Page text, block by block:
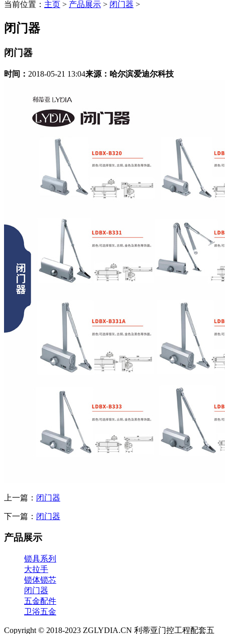
当前位置： 主页 > 产品展示 > 闭门器 >
闭门器
闭门器
时间： 2018-05-21 13:04来源： 哈尔滨爱迪尔科技
上一篇： 闭门器
下一篇： 闭门器
产品展示
锁具系列
大拉手
锁体锁芯
闭门器
五金配件
卫浴五金
Copyright © 2018-2023 ZGLYDIA.CN 利蒂亚门控工程配套五